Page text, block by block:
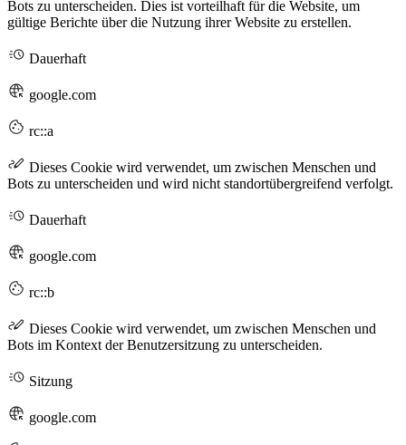
Bots zu unterscheiden. Dies ist vorteilhaft für die Website, um
gültige Berichte über die Nutzung ihrer Website zu erstellen.
Dauerhaft
google.com
rc::a
Dieses Cookie wird verwendet, um zwischen Menschen und
Bots zu unterscheiden und wird nicht standortübergreifend verfolgt.
Dauerhaft
google.com
rc::b
Dieses Cookie wird verwendet, um zwischen Menschen und
Bots im Kontext der Benutzersitzung zu unterscheiden.
Sitzung
google.com